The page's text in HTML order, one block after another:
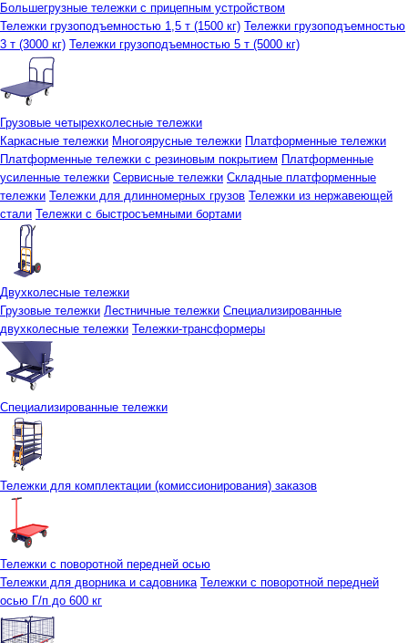
Большегрузные тележки с прицепным устройством
Тележки грузоподъемностью 1,5 т (1500 кг) Тележки грузоподъемностью
3 т (3000 кг) Тележки грузоподъемностью 5 т (5000 кг)
Грузовые четырехколесные тележки
Каркасные тележки Многоярусные тележки Платформенные тележки
Платформенные тележки с резиновым покрытием Платформенные
усиленные тележки Сервисные тележки Складные платформенные
тележки Тележки для длинномерных грузов Тележки из нержавеющей
стали Тележки с быстросъемными бортами
Двухколесные тележки
Грузовые тележки Лестничные тележки Специализированные
двухколесные тележки Тележки-трансформеры
Специализированные тележки
Тележки для комплектации (комиссионирования) заказов
Тележки с поворотной передней осью
Тележки для дворника и садовника Тележки с поворотной передней
осью Г/п до 600 кг